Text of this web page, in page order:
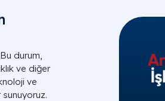
durum,
ve diğer
ve